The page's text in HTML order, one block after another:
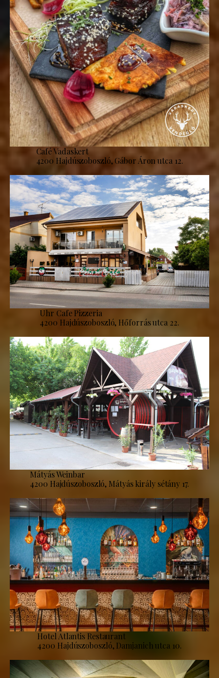
Café Vadaskert
4200 Hajdúszoboszló, Gábor Áron utca 12.
Uhr Cafe Pizzeria
4200 Hajdúszoboszló, Hőforrás utca 22.
Mátyás Weinbar
4200 Hajdúszoboszló, Mátyás király sétány 17.
Hotel Atlantis Restaurant
4200 Hajdúszoboszló, Damjanich utca 10.